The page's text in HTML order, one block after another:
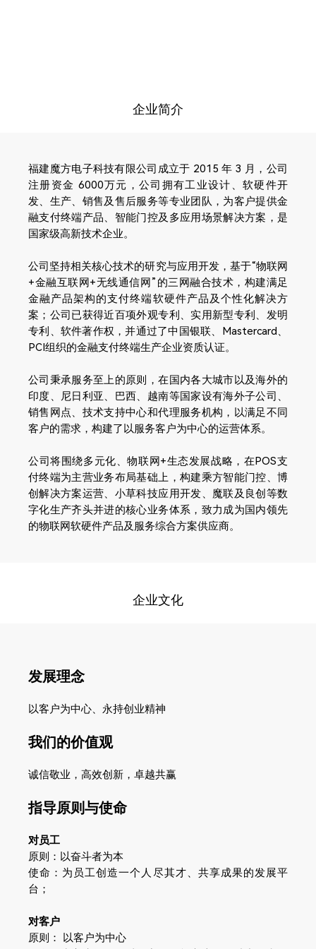
企业简介
福建魔方电子科技有限公司成立于 2015 年 3 月，公司
注册资金 6000万元，公司拥有工业设计、软硬件开
发、生产、销售及售后服务等专业团队，为客户提供金
融支付终端产品、智能门控及多应用场景解决方案，是
国家级高新技术企业。
公司坚持相关核心技术的研究与应用开发，基于“物联网
+金融互联网+无线通信网”的三网融合技术，构建满足
金融产品架构的支付终端软硬件产品及个性化解决方
案；公司已获得近百项外观专利、实用新型专利、发明
专利、软件著作权，并通过了中国银联、Mastercard、
PCI组织的金融支付终端生产企业资质认证。
公司秉承服务至上的原则，在国内各大城市以及海外的
印度、尼日利亚、巴西、越南等国家设有海外子公司、
销售网点、技术支持中心和代理服务机构，以满足不同
客户的需求，构建了以服务客户为中心的运营体系。
公司将围绕多元化、物联网+生态发展战略，在POS支
付终端为主营业务布局基础上，构建乘方智能门控、博
创解决方案运营、小草科技应用开发、魔联及良创等数
字化生产齐头并进的核心业务体系，致力成为国内领先
的物联网软硬件产品及服务综合方案供应商。
企业文化
发展理念
以客户为中心、永持创业精神
我们的价值观
诚信敬业，高效创新，卓越共赢
指导原则与使命
对员工
原则：以奋斗者为本
使命：为员工创造一个人尽其才、共享成果的发展平
台；
对客户
原则： 以客户为中心